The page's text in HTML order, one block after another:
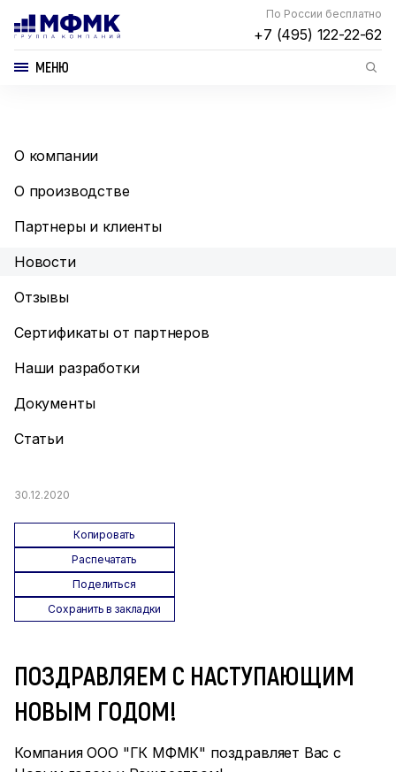
По России бесплатно
+7 (495) 122-22-62
МЕНЮ
О компании
О производстве
Партнеры и клиенты
Новости
Отзывы
Сертификаты от партнеров
Наши разработки
Документы
Статьи
30.12.2020
Копировать
Распечатать
Поделиться
Сохранить в закладки
ПОЗДРАВЛЯЕМ С НАСТУПАЮЩИМ
НОВЫМ ГОДОМ!
Компания ООО "ГК МФМК" поздравляет Вас с